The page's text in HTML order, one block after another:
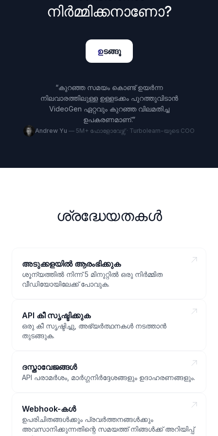
നിർമ്മിക്കനാണോ?
ഉടങ്ങൂ
“കുറഞ്ഞ സമയം കൊണ്ട് ഉയർന്ന
നിലവാരത്തിലുള്ള ഉള്ളടക്കം പുറത്തുവിടാൻ
VideoGen ഏറ്റവും കുറഞ്ഞ വിലമതിച്ച
ഉപകരണമാണ്.”
Andrew Yu — 5M+ ഫോളോവേഴ്സ് · Turbolearn-യുടെ COO
ശ്രദ്ധേയതകൾ
അടുക്കളയിൽ ആരംഭിക്കുക
ശൂന്യത്തിൽ നിന്ന് 5 മിനുറ്റിൽ ഒരു നിർമ്മിത
വീഡിയോയിലേക്ക് പോവുക.
API കീ സൃഷ്ടിക്കുക
ഒരു കീ സൃഷ്ടിച്ചു, അഭ്യർത്ഥനകൾ നടത്താൻ
തുടങ്ങുക.
ദസ്താവേജങ്ങൾ
API പരാമർശം, മാർഗ്ഗനിർദ്ദേശങ്ങളും ഉദാഹരണങ്ങളും.
Webhook-കൾ
ഉപരിചിതങ്ങൾക്കും പ്രവർത്തനങ്ങൾക്കും
അവസാനിക്കുന്നതിന്റെ സമയത്ത് നിങ്ങള്‍ക്ക് അറിയിപ്പ്